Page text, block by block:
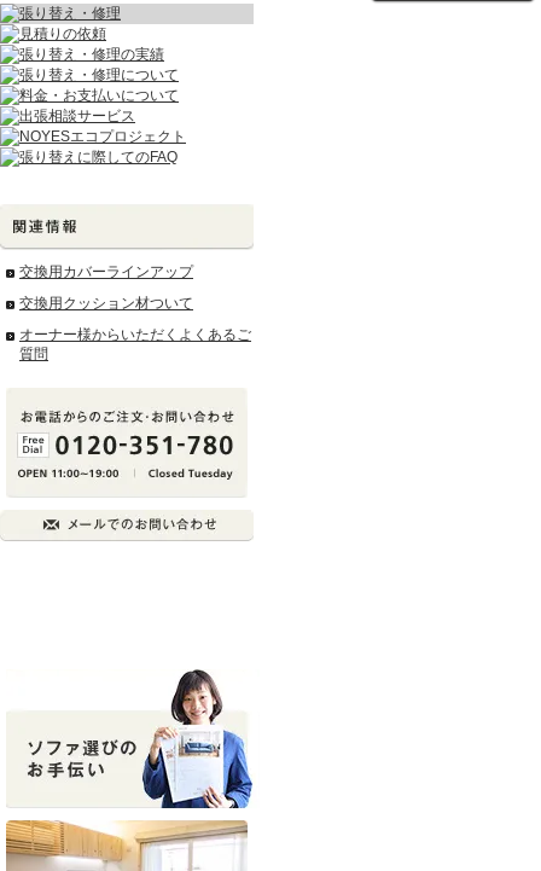
交換用カバーラインアップ
交換用クッション材ついて
オーナー様からいただくよくあるご
質問